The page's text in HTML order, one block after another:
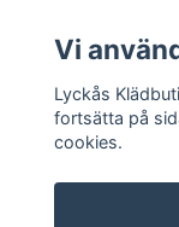
Vi
Lyckås
fortsätta på
cookies.